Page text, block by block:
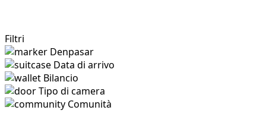
Filtri
Denpasar
Data di arrivo
Bilancio
Tipo di camera
Comunità